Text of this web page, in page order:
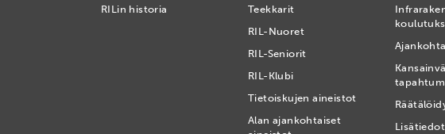
RILin historia
Teekkarit
RIL-Nuoret
RIL-Seniorit
RIL-Klubi
Tietoiskujen aineistot
Alan ajankohtaiset